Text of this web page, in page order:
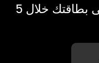
ادفع بالكريبتو في أي مكان. احصل على بطاقتك خلال 5